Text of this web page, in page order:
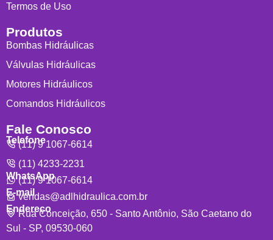
Termos de Uso
Produtos
Bombas Hidráulicas
Válvulas Hidráulicas
Motores Hidráulicos
Comandos Hidráulicos
Fale Conosco
Telefone
(11) 9 1067-6614
(11) 4233-2231
WhatsApp
(11) 9 1067-6614
E-mail
vendas@adlhidraulica.com.br
Endereço
Rua Conceição, 650 - Santo Antônio, São Caetano do
Sul - SP, 09530-060